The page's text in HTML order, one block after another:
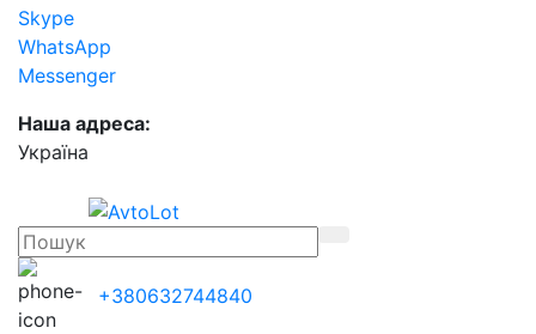
Skype
WhatsApp
Messenger
Наша адреса:
Українa
+380632744840